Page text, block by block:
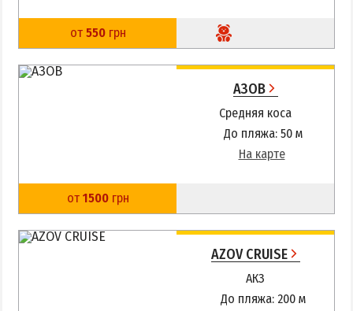
Отдых зимой и в межсезонье
Недорогой отдых
Отдых с бассейном
от 550грн
АЗОВ
Средняя коса
До пляжа: 50 м
На карте
от 1500грн
AZOV CRUISE
АКЗ
До пляжа: 200 м